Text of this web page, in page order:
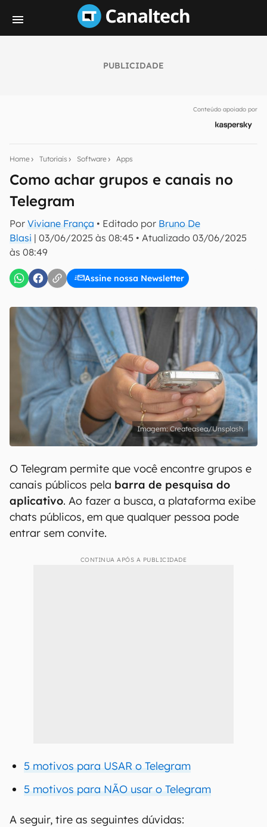
PUBLICIDADE
Conteúdo apoiado por
Home Tutoriais Software Apps
Como achar grupos e canais no
Telegram
Por Viviane França • Editado por Bruno De
Blasi | 03/06/2025 às 08:45 • Atualizado 03/06/2025
às 08:49
Assine nossa Newsletter
notícias e reviews sobre tecnologia em primeira
Confirmo que li, aceito e concordo com os Termos de
Uso e Política de Privacidade do Canaltech.
Createasea/Unsplash
O Telegram permite que você encontre grupos e
canais públicos pela barra de pesquisa do
aplicativo. Ao fazer a busca, a plataforma exibe
chats públicos, em que qualquer pessoa pode
entrar sem convite.
CONTINUA APÓS A PUBLICIDADE
5 motivos para USAR o Telegram
5 motivos para NÃO usar o Telegram
A seguir, tire as seguintes dúvidas: